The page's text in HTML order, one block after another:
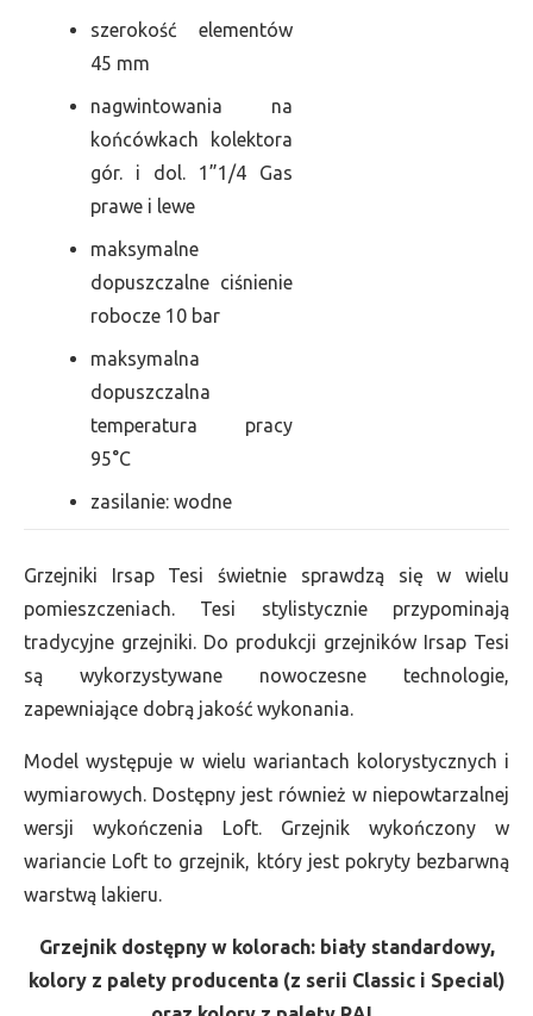
szerokość elementów
45 mm
nagwintowania na
końcówkach kolektora
gór. i dol. 1”1/4 Gas
prawe i lewe
maksymalne
dopuszczalne ciśnienie
robocze 10 bar
maksymalna
dopuszczalna
temperatura pracy
95°C
zasilanie: wodne
Grzejniki Irsap Tesi świetnie sprawdzą się w wielu
pomieszczeniach. Tesi stylistycznie przypominają
tradycyjne grzejniki. Do produkcji grzejników Irsap Tesi
są wykorzystywane nowoczesne technologie,
zapewniające dobrą jakość wykonania.
Model występuje w wielu wariantach kolorystycznych i
wymiarowych. Dostępny jest również w niepowtarzalnej
wersji wykończenia Loft. Grzejnik wykończony w
wariancie Loft to grzejnik, który jest pokryty bezbarwną
warstwą lakieru.
Grzejnik dostępny w kolorach: biały standardowy,
kolory z palety producenta (z serii Classic i Special)